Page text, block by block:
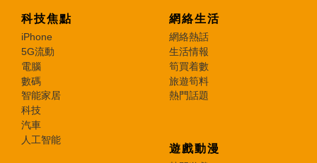
科技焦點
iPhone
5G流動
電腦
數碼
智能家居
科技
汽車
人工智能
網絡生活
網絡熱話
生活情報
筍買着數
旅遊筍料
熱門話題
遊戲動漫